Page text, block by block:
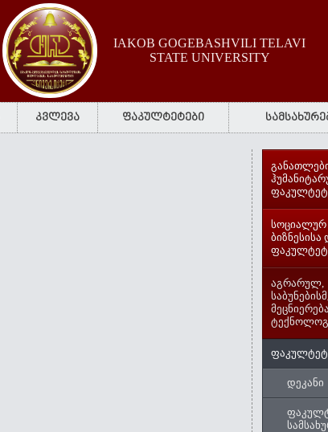
IAKOB GOGEBASHVILI TELAVI
STATE UNIVERSITY
კვლევა ფაკულტეტები
სოციალურ
აგრარულ,
დეკანი